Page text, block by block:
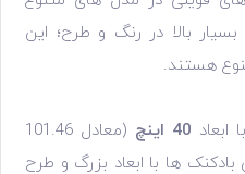
بالا در رنگ و طرح؛ این
هستند.
40 اینچ
(معادل 101.46
ها با ابعاد بزرگ و طرح